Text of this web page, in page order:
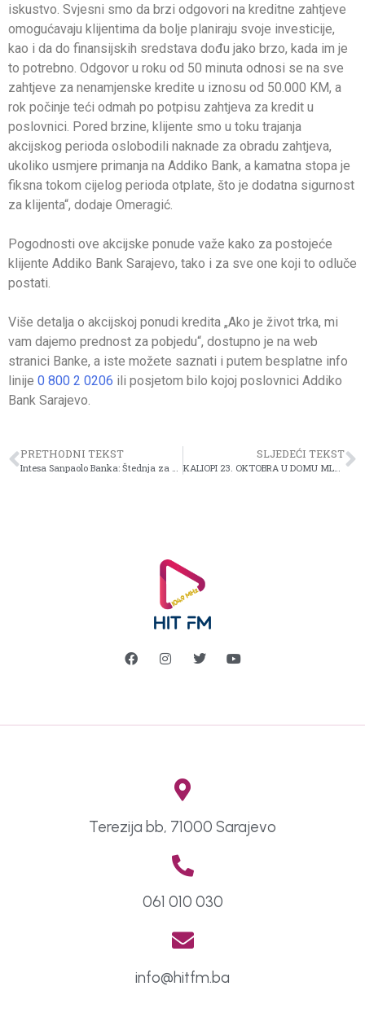
iskustvo. Svjesni smo da brzi odgovori na kreditne zahtjeve
omogućavaju klijentima da bolje planiraju svoje investicije,
kao i da do finansijskih sredstava dođu jako brzo, kada im je
to potrebno. Odgovor u roku od 50 minuta odnosi se na sve
zahtjeve za nenamjenske kredite u iznosu od 50.000 KM, a
rok počinje teći odmah po potpisu zahtjeva za kredit u
poslovnici. Pored brzine, klijente smo u toku trajanja
akcijskog perioda oslobodili naknade za obradu zahtjeva,
ukoliko usmjere primanja na Addiko Bank, a kamatna stopa je
fiksna tokom cijelog perioda otplate, što je dodatna sigurnost
za klijenta“, dodaje Omeragić.
Pogodnosti ove akcijske ponude važe kako za postojeće
klijente Addiko Bank Sarajevo, tako i za sve one koji to odluče
postati.
Više detalja o akcijskoj ponudi kredita „Ako je život trka, mi
vam dajemo prednost za pobjedu“, dostupno je na web
stranici Banke, a iste možete saznati i putem besplatne info
linije 0 800 2 0206 ili posjetom bilo kojoj poslovnici Addiko
Bank Sarajevo.
PRETHODNI TEKST SLJEDEĆI TEKST
KALIOPI 23. OKTOBRA U DOMU MLADIH!
Terezija bb, 71000 Sarajevo
061 010 030
info@hitfm.ba